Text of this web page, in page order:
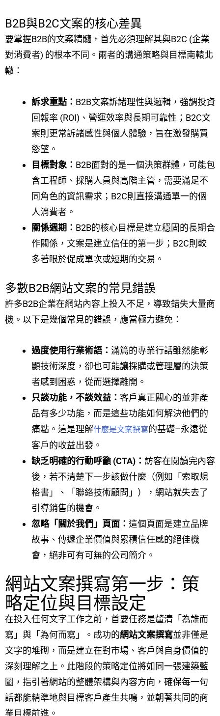
B2B與B2C文案的核心差異
要掌握B2B的文案精髓，首先必須理解其與B2C (企業
對消費者) 的根本不同。兩者的溝通策略與目標南轅北
轍：
訴求重點： B2B文案訴諸理性與邏輯，強調投資
回報率 (ROI)、營運效率與長期可靠性；B2C文
案則更常訴諸感性與個人體驗，旨在激發購買
慾望。
目標對象： B2B面對的是一個決策群體，可能包
含工程師、採購人員與高階主管，需要滿足不
同角色的資訊需求；B2C則直接溝通單一的個
人消費者。
關係週期： B2B的核心目標是建立穩固的長期合
作關係，文案是建立信任的第一步；B2C則較
多著眼於促成單次或短期的交易。
多數B2B網站文案的常見錯誤
許多B2B企業在網站內容上投入不足，導致錯失大量商
機。以下是幾個常見的錯誤，應當極力避免：
過度使用行業術語： 滿篇的專業行話雖然能彰
顯技術深度，卻也可能讓採購或管理層的決策
者感到困惑，從而選擇離開。
只談功能，不談效益： 客戶真正關心的並非產
品有多少功能，而是這些功能如何解決他們的
痛點。這是理解什麼是文案撰寫的基礎–永遠從
客戶的收益出發。
缺乏明確的行動呼籲 (CTA)： 訪客在閱讀完內容
後，若不清楚下一步該做什麼（例如「索取規
格書」、「聯絡技術顧問」），網站就失去了
引導銷售的機會。
忽略「關於我們」頁面： 這個頁面是建立品牌
故事、傳遞企業價值與累積信任感的絕佳機
會，絕非可有可無的公司簡介。
網站文案撰寫第一步：策
略定位與目標設定
在投入任何文字工作之前，首要任務是釐清「為誰而
寫」與「為何而寫」。成功的網站文案撰寫並非僅是
文字的堆砌，而是建立在對市場、客戶與自身價值的
深刻理解之上。此階段的策略定位將如同一張建築藍
圖，指引著網站的整體架構與內容方向，確保每一句
話都能精準地與目標客戶產生共鳴，並朝著共同的商
業目標前進。